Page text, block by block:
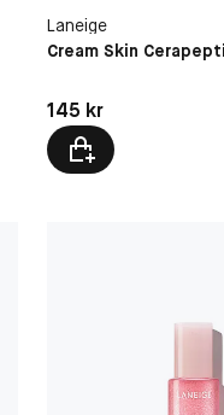
Laneige
Cream Skin
Pris: 145 kr
145 kr